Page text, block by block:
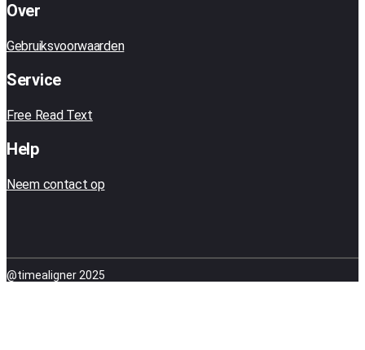
Over
Gebruiksvoorwaarden
Service
Free Read Text
Help
Neem contact op
@timealigner 2025